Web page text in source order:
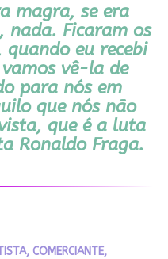
magra, se era
nada. Ficaram os
quando eu recebi
vê-la de
para nós em
que nós não
que é a luta
Ronaldo Fraga.
COMERCIANTE,